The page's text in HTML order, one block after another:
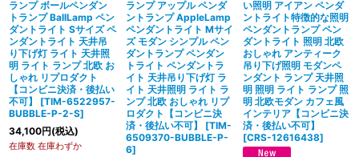
ランプ ボールペンダン
トランプ BallLamp ペン
ダントライト Sサイズ ペ
ンダントライト 天井吊
り下げ灯 ライト 天井照
明 ライト ランプ 北欧 お
しゃれ リプロダクト
【コンビニ決済・後払い
不可】
[TIM-6522957-
BUBBLE-P-2-S]
34,100円(税込)
在庫数 在庫わずか
ランプ アップル ペンダ
ントランプ AppleLamp
ペンダントライト Mサイ
ズ モダン シンプル ペン
ダントランプ ペンダン
トライト ペンダントラ
イト 天井吊り下げ灯 ラ
イト 天井照明 ライト ラ
ンプ 北欧 おしゃれ リプ
ロダクト【コンビニ決
済・後払い不可】
[TIM-
6509370-BUBBLE-P-
6]
い照明 アイアン ペンダ
ントライト特徴的な照明
ペンダントランプ ペン
ダントライト 照明 北欧
おしゃれ アンティーク
吊り下げ照明 モダンペ
ンダント ランプ 天井照
明 照明 ライト ランプ 照
明 北欧モダン カフェ風
インテリア【コンビニ決
済・後払い不可】
[CRS-12616438]